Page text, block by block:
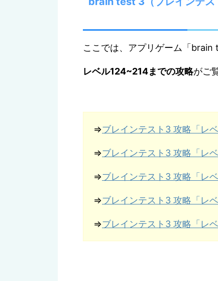
ここでは、アプリゲーム「
レベル124~214までの攻略がご
⇒ブレインテスト3 攻略「レ
⇒ブレインテスト3 攻略「レ
⇒ブレインテスト3 攻略「レ
⇒ブレインテスト3 攻略「レ
⇒ブレインテスト3 攻略「レ